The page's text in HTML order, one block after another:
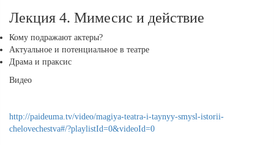
Лекция 4. Мимесис и действие
Кому подражают актеры?
Актуальное и потенциальное в театре
Драма и праксис
Видео
http://paideuma.tv/video/magiya-teatra-i-taynyy-smysl-istorii-
chelovechestva#/?playlistId=0&videoId=0